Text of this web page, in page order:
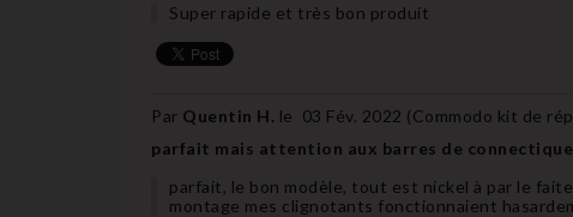
Super rapide et très bon produit
Par Quentin H. le 03 Fév. 2022 (Commodo kit de
parfait mais attention aux barres de connectique
parfait, le bon modèle, tout est nickel à par le
montage mes clignotants fonctionnaient